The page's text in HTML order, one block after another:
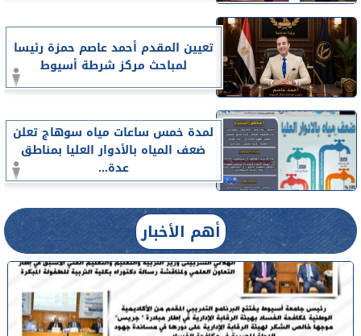
تعيين المقدم أحمد عاصم حمزة رئيسا
لمباحث مركز شرطة أسيوط
لمدة خمس ساعات مياه سوهاج تعلن
ضعف المياه بالأدوار العليا بمناطق
عدة...
أهم الأخبار